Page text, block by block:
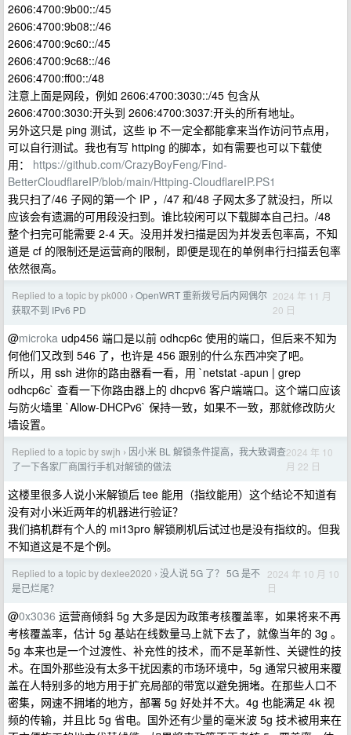
2606:4700:9b00::/45
2606:4700:9b08::/46
2606:4700:9c60::/45
2606:4700:9c68::/46
2606:4700:ff00::/48
注意上面是网段，例如 2606:4700:3030::/45 包含从
2606:4700:3030:开头到 2606:4700:3037:开头的所有地址。
另外这只是 ping 测试，这些 ip 不一定全都能拿来当作访问节点用，
可以自行测试。我也有写 httping 的脚本，如有需要也可以下载使
用： https://github.com/CrazyBoyFeng/Find-
BetterCloudflareIP/blob/main/Httping-CloudflareIP.PS1
我只扫了/46 子网的第一个 IP ，/47 和/48 子网太多了就没扫，所以
应该会有遗漏的可用段没扫到。谁比较闲可以下载脚本自己扫。/48
整个扫完可能需要 2-4 天。没用并发扫描是因为并发丢包率高，不知
道是 cf 的限制还是运营商的限制，即便是现在的单例串行扫描丢包率
依然很高。
Replied to a topic by pk000 › OpenWRT 重新拨号后内网偶尔
获取不到 IPv6 PD
2024 年 11 月
20 日
@microka udp456 端口是以前 odhcp6c 使用的端口，但后来不知为
何他们又改到 546 了，也许是 456 跟别的什么东西冲突了吧。
所以，用 ssh 进你的路由器看一看，用 `netstat -apun | grep
odhcp6c` 查看一下你路由器上的 dhcpv6 客户端端口。这个端口应该
与防火墙里 `Allow-DHCPv6` 保持一致，如果不一致，那就修改防火
墙设置。
Replied to a topic by swjh › 因小米 BL 解锁条件提高，我大致调查
了一下各家厂商国行手机对解锁的做法
2024 年 10
月 22 日
这楼里很多人说小米解锁后 tee 能用（指纹能用）这个结论不知道有
没有对小米近两年的机器进行验证？
我们搞机群有个人的 mi13pro 解锁刷机后试过也是没有指纹的。但我
不知道这是不是个例。
Replied to a topic by dexlee2020 › 没人说 5G 了？ 5G 是不
是已烂尾？
2024 年 10 月 10
日
@0x3036 运营商倾斜 5g 大多是因为政策考核覆盖率，如果将来不再
考核覆盖率，估计 5g 基站在线数量马上就下去了，就像当年的 3g 。
5g 本来也是一个过渡性、补充性的技术，而不是革新性、关键性的技
术。在国外那些没有太多干扰因素的市场环境中，5g 通常只被用来覆
盖在人特别多的地方用于扩充局部的带宽以避免拥堵。在那些人口不
密集，网速不拥堵的地方，部署 5g 好处并不大。4g 也能满足 4k 视
频的传输，并且比 5g 省电。国外还有少量的毫米波 5g 技术被用来在